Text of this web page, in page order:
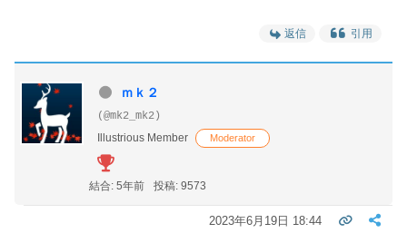
返信 引用
ｍｋ２
(@mk2_mk2)
Illustrious Member
Moderator
結合: 5年前 投稿: 9573
2023年6月19日 18:44